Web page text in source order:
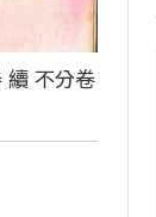
續 不分卷